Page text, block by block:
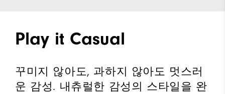
Play it Casual
꾸미지 않아도, 과하지 않아도 멋스러
운 감성. 내츄럴한 감성의 스타일을 완